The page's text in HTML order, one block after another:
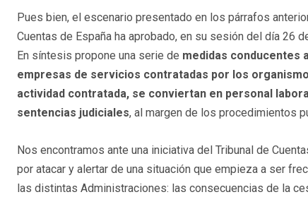
Pues bien, el escenario presentado en los párrafos
Cuentas de España ha aprobado, en su sesión del día 26
En síntesis propone una serie de medidas conducentes
empresas de servicios contratadas por los
actividad contratada, se conviertan en personal
sentencias judiciales, al margen de los procedimientos
Nos encontramos ante una iniciativa del Tribunal de
por atacar y alertar de una situación que empieza a ser
las distintas Administraciones: las consecuencias de la